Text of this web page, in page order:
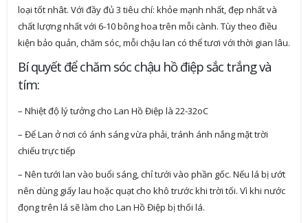
loại tốt nhât. Với đầy đủ 3 tiêu chí: khỏe mạnh nhất, đẹp nhất và
chất lượng nhất với 6-10 bông hoa trên mỗi cành. Tùy theo điều
kiện bảo quản, chăm sóc, mỗi chậu lan có thể tươi với thời gian lâu.
Bí quyết để chăm sóc chậu hồ điệp sắc trắng và
tím:
– Nhiệt độ lý tưởng cho Lan Hồ Điệp là 22-32oC
– Để Lan ở nơi có ánh sáng vừa phải, tránh ánh nắng mặt trời
chiếu trực tiếp
– Nên tưới lan vào buổi sáng, chỉ tưới vào phần gốc. Nếu lá bị ướt
nên dùng giấy lau hoặc quạt cho khô trước khi trời tối. Vì khi nước
đọng trên lá sẽ làm cho Lan Hồ Điệp bị thối lá.